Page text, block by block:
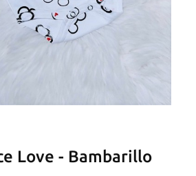
Love - Bambarillo